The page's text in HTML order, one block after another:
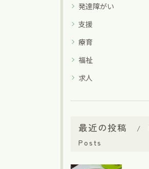
発達障がい
支援
療育
福祉
求人
最近の投稿
Posts